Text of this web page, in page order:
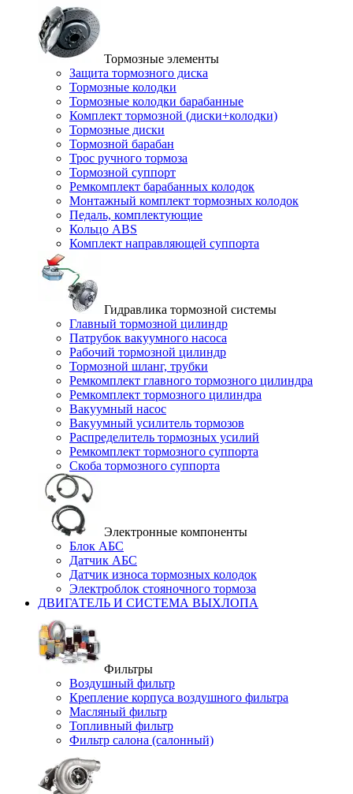
Тормозные элементы
Защита тормозного диска
Тормозные колодки
Тормозные колодки барабанные
Комплект тормозной (диски+колодки)
Тормозные диски
Тормозной барабан
Трос ручного тормоза
Тормозной суппорт
Ремкомплект барабанных колодок
Монтажный комплект тормозных колодок
Педаль, комплектующие
Кольцо ABS
Комплект направляющей суппорта
Гидравлика тормозной системы
Главный тормозной цилиндр
Патрубок вакуумного насоса
Рабочий тормозной цилиндр
Тормозной шланг, трубки
Ремкомплект главного тормозного цилиндра
Ремкомплект тормозного цилиндра
Вакуумный насос
Вакуумный усилитель тормозов
Распределитель тормозных усилий
Ремкомплект тормозного суппорта
Скоба тормозного суппорта
Электронные компоненты
Блок АБС
Датчик АБС
Датчик износа тормозных колодок
Электроблок стояночного тормоза
ДВИГАТЕЛЬ И СИСТЕМА ВЫХЛОПА
Фильтры
Воздушный фильтр
Крепление корпуса воздушного фильтра
Масляный фильтр
Топливный фильтр
Фильтр салона (салонный)